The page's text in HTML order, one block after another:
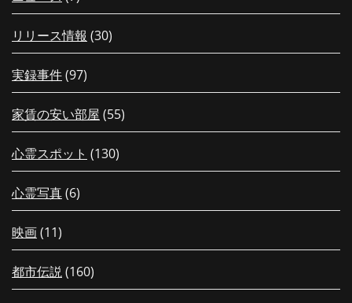
リリース情報 (30)
実録事件(97)
家賃の安い部屋 (55)
心霊スポット (130)
心霊写真(6)
映画(11)
都市伝説(160)